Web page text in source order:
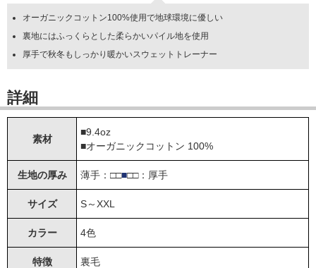
オーガニックコットン100%使用で地球環境に優しい
裏地にはふっくらとした柔らかいパイル地を使用
厚手で秋冬もしっかり暖かいスウェットトレーナー
詳細
素材
■9.4oz
■オーガニックコットン 100%
生地の厚み 薄手：□□■□□：厚手
サイズ S～XXL
カラー 4色
特徴 裏毛